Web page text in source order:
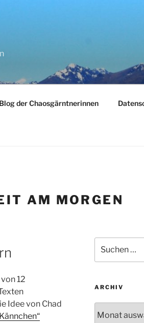
Blog der Chaosgärntnerinnen
AM MORGEN
12
Idee von Chad
nach:
ARCHIV